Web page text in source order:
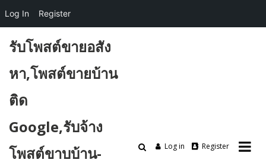
content
รับโพสต์ขายอสัง
หา,โพสต์ขายบ้าน
ติด
Google,รับจ้าง
โพสต์ขาบบ้าน-
Log in Register
Log In Register